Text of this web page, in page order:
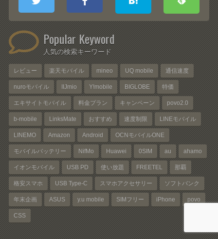
Popular Keyword
人気の検索キーワード
レビュー 楽天モバイル mineo UQ mobile 通信速度
nuroモバイル IIJmio Y!mobile BIGLOBE 特価
エキサイトモバイル 料金プラン キャンペーン povo2.0
b-mobile LinksMate おすすめ 速度制限 LINEモバイル
LINEMO Amazon Android OCNモバイルONE
モバイルバッテリー NifMo Huawei 0SIM au ahamo
イオンモバイル USB PD 使い放題 FREETEL 那覇
格安スマホ USB Type-C スマホアクセサリー ソフトバンク
年末企画 ASUS y.u mobile SIMフリー iPhone povo
CSS